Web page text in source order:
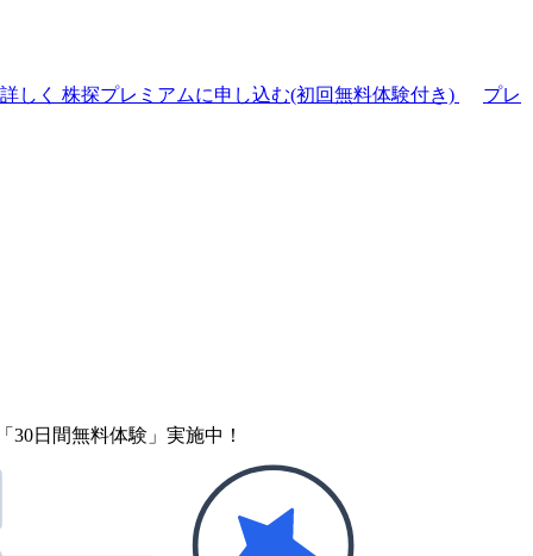
しく 株探プレミアムに申し込む(初回無料体験付き) プレ
日間無料体験」実施中！